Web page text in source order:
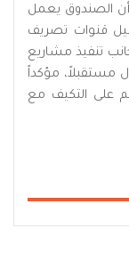
الصندوق يعمل
قنوات تصريف
تنفيذ مشاريع
مستقبلاً، مؤكداً
على التكيف مع